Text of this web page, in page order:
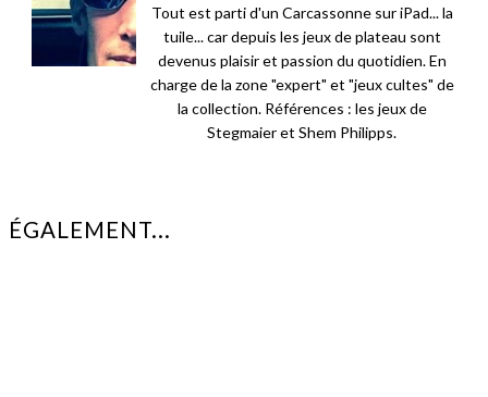
Tout est parti d'un Carcassonne sur iPad... la
tuile... car depuis les jeux de plateau sont
devenus plaisir et passion du quotidien. En
charge de la zone "expert" et "jeux cultes" de
la collection. Références : les jeux de
Stegmaier et Shem Philipps.
ÉGALEMENT...